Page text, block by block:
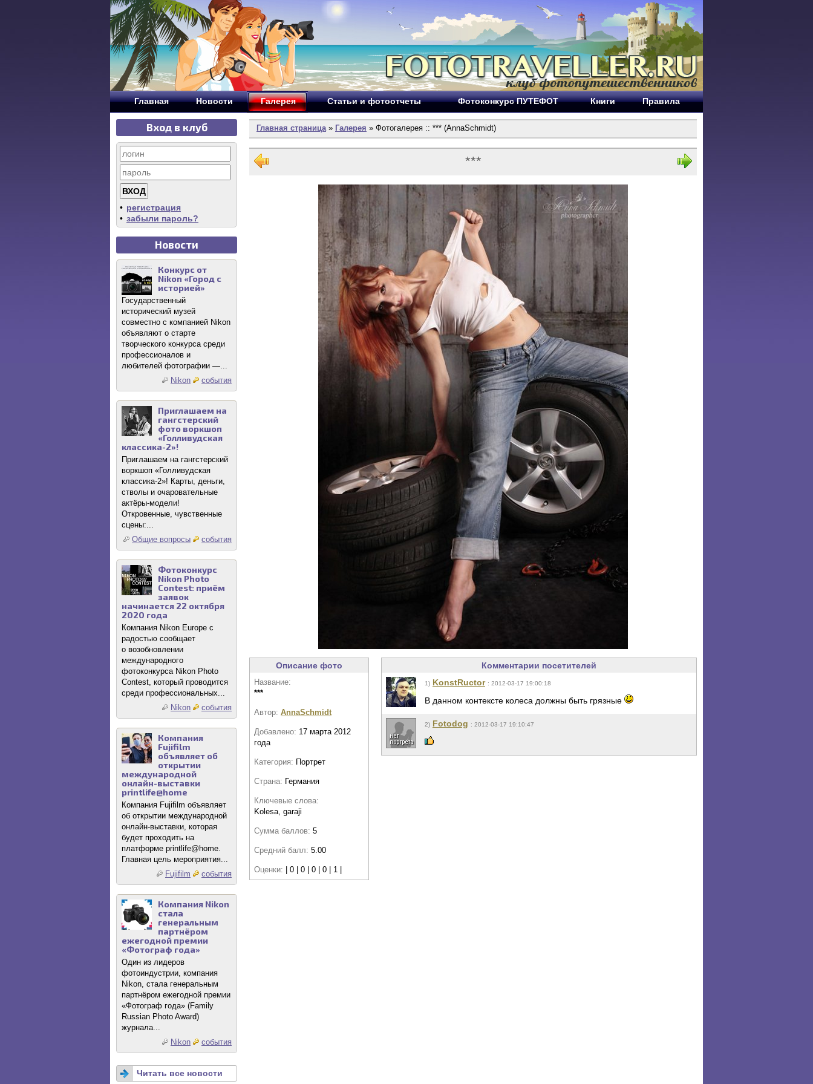
Главная Новости Галерея Статьи и фотоотчеты Фотоконкурс ПУТЕФОТ Книги Правила
Вход в клуб
• регистрация
• забыли пароль?
Новости
Конкурс от
Nikon «Город с
историей»
Государственный
исторический музей
совместно с компанией Nikon
объявляют о старте
творческого конкурса среди
профессионалов и
любителей фотографии —...
Nikon
события
Приглашаем на
гангстерский
фото воркшоп
«Голливудская
классика-2»!
Приглашаем на гангстерский
воркшоп «Голливудская
классика-2»! Карты, деньги,
стволы и очаровательные
актёры-модели!
Откровенные, чувственные
сцены:...
Общие вопросы
события
Фотоконкурс
Nikon Photo
Contest: приём
заявок
начинается 22 октября
2020 года
Компания Nikon Europe с
радостью сообщает
о возобновлении
международного
фотоконкурса Nikon Photo
Contest, который проводится
среди профессиональных...
Nikon
события
Компания
Fujifilm
объявляет об
открытии
международной
онлайн-выставки
printlife@home
Компания Fujifilm объявляет
об открытии международной
онлайн-выставки, которая
будет проходить на
платформе printlife@home.
Главная цель мероприятия...
Fujifilm
события
Компания Nikon
стала
генеральным
партнёром
ежегодной премии
«Фотограф года»
Один из лидеров
фотоиндустрии, компания
Nikon, стала генеральным
партнёром ежегодной премии
«Фотограф года» (Family
Russian Photo Award)
журнала...
Nikon
события
Читать все новости
Главная страница» Галерея » Фотогалерея :: *** (AnnaSchmidt)
***
Описание фото
Название:
***
Автор: AnnaSchmidt
Добавлено: 17 марта 2012
года
Категория: Портрет
Страна: Германия
Ключевые слова:
Kolesa, garaji
Сумма баллов: 5
Средний балл: 5.00
Оценки: | 0 | 0 | 0 | 0 | 1 |
Комментарии посетителей
1) KonstRuctor : 2012-03-17 19:00:18
В данном контексте колеса должны быть грязные
2) Fotodog : 2012-03-17 19:10:47